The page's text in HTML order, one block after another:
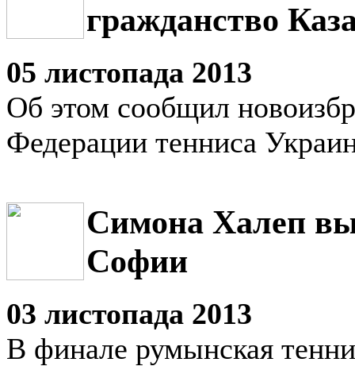
гражданство
05 листопада 2013
Об этом сообщил
Федерации тенниса
Симона Халеп
Софии
03 листопада 2013
В финале румынская